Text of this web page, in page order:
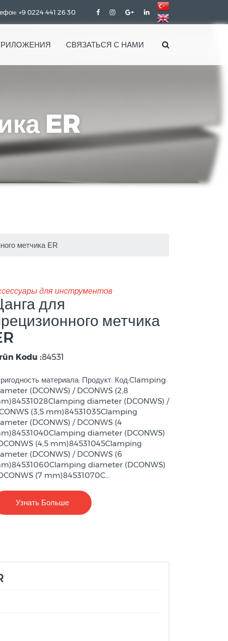
+9 0224 441 26 30
ER
СВЯЗАТЬСЯ С НАМИ
метчика ER
для инструментов
для
метчика
Kodu :84531
материала: Продукт: Код:Clamping
(DCONWS) / DCONWS (2,8
diameter (DCONWS) /
(3,5 mm)84531035Clamping
(DCONWS) / DCONWS (4
diameter (DCONWS)
(4,5 mm)84531045Clamping
(DCONWS) / DCONWS (6
diameter (DCONWS)
(7 mm)84531070C...
Узнать Больше